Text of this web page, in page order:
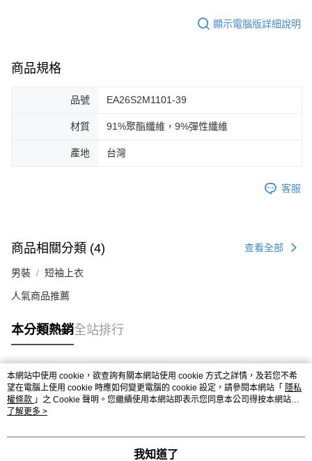
顯示電腦版詳細說明
商品規格
品號 EA26S2M1101-39
材質 91%聚酯纖維，9%彈性纖維
產地 台灣
客服
商品相關分類 (4) 查看全部
男裝 短袖上衣
人氣商品推薦
本分類熱銷全站排行
熱門標籤
本網站中使用 cookie，欲查詢有關本網站使用 cookie 方式之詳情，及若您不希
望在電腦上使用 cookie 時應如何變更電腦的 cookie 設定，請參閱本網站「 隱私
權條款 」之 Cookie 聲明。您繼續使用本網站即表示您同意本公司得按本網站使
用條款之 Cookie 聲明使用 cookie。
了解更多 >
我知道了